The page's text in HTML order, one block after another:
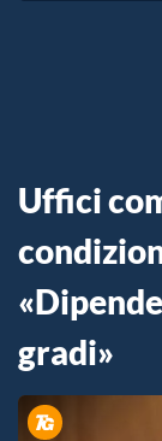
Uffici
gradi»